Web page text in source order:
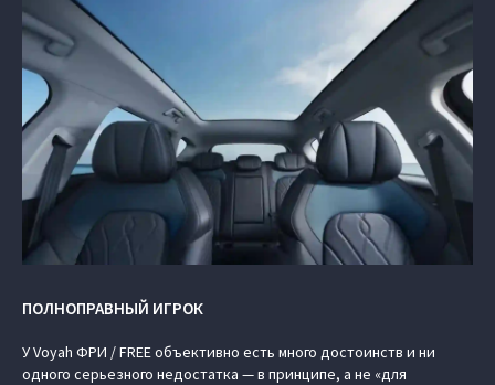
ПОЛНОПРАВНЫЙ ИГРОК
У Voyah ФРИ / FREE объективно есть много достоинств и ни
одного серьезного недостатка — в принципе, а не «для